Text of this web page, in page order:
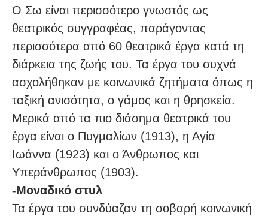
Ο Σω είναι περισσότερο γνωστός ως
θεατρικός συγγραφέας, παράγοντας
περισσότερα από 60 θεατρικά έργα κατά τη
διάρκεια της ζωής του. Τα έργα του συχνά
ασχολήθηκαν με κοινωνικά ζητήματα όπως η
ταξική ανισότητα, ο γάμος και η θρησκεία.
Μερικά από τα πιο διάσημα θεατρικά του
έργα είναι ο Πυγμαλίων (1913), η Αγία
Ιωάννα (1923) και ο Άνθρωπος και
Υπεράνθρωπος (1903).
-Μοναδικό στυλ
Τα έργα του συνδύαζαν τη σοβαρή κοινωνική